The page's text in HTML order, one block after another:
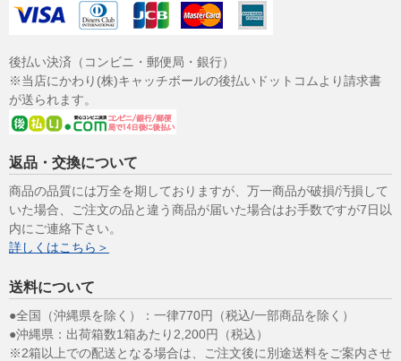
後払い決済（コンビニ・郵便局・銀行）
※当店にかわり(株)キャッチボールの後払いドットコムより請求書
が送られます。
返品・交換について
商品の品質には万全を期しておりますが、万一商品が破損/汚損して
いた場合、ご注文の品と違う商品が届いた場合はお手数ですが7日以
内にご連絡下さい。
詳しくはこちら＞
送料について
●全国（沖縄県を除く）：一律770円（税込/一部商品を除く）
●沖縄県：出荷箱数1箱あたり2,200円（税込）
※2箱以上での配送となる場合は、ご注文後に別途送料をご案内させ